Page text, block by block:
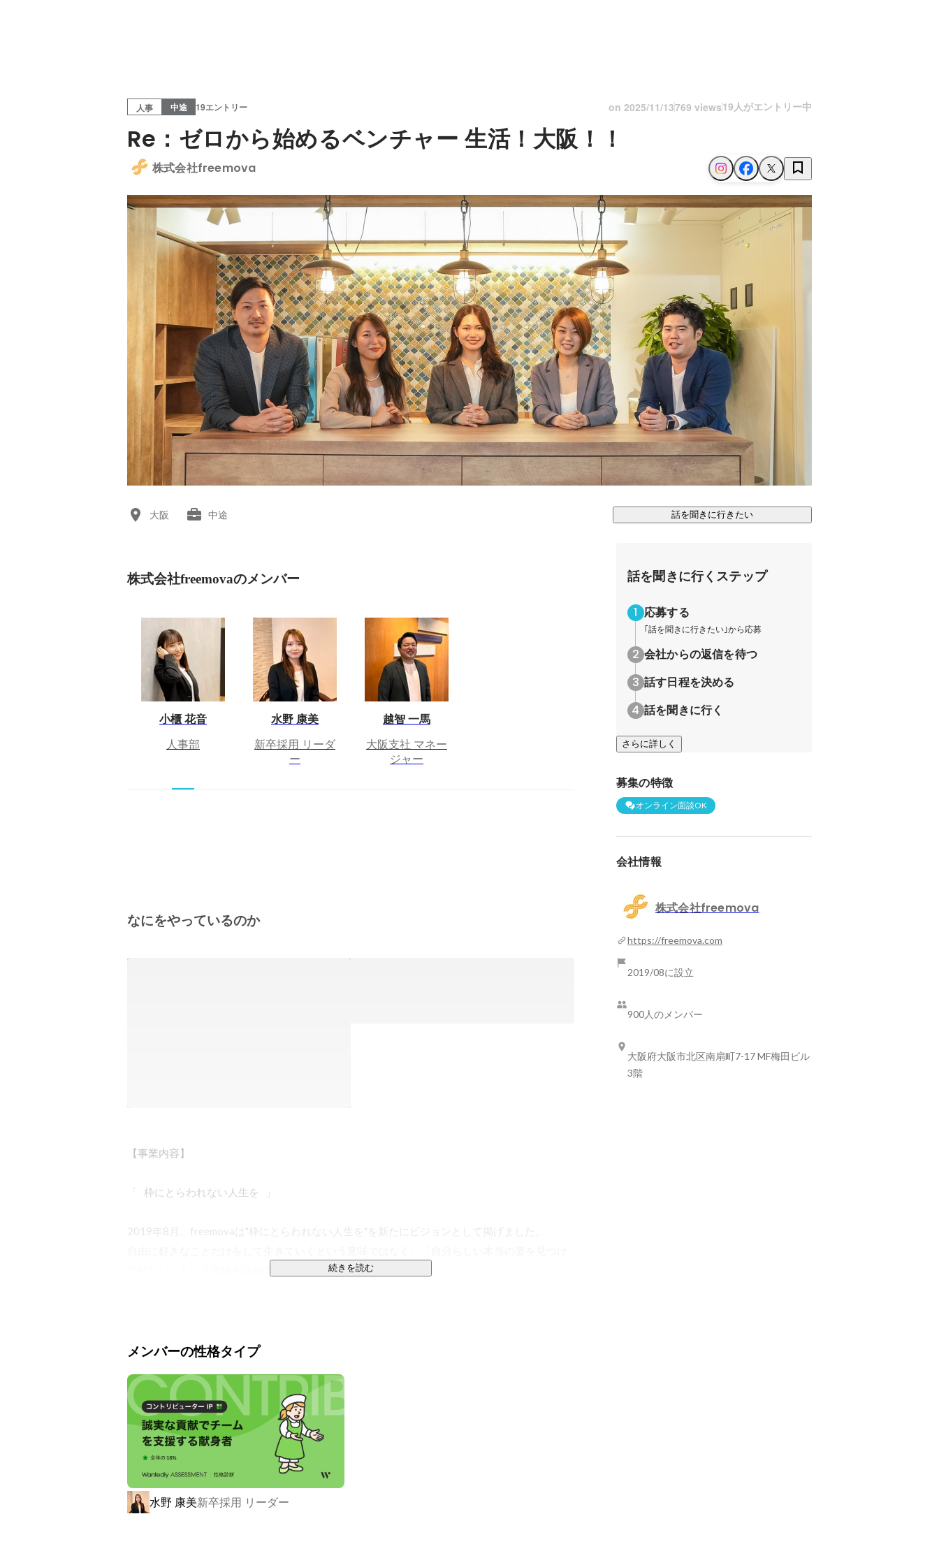
人事 中途 19エントリー on 2025/11/13769 views19人がエントリー中
Re：ゼロから始めるベンチャー 生活！大阪！！
株式会社freemova
大阪 中途 話を聞きに行きたい
株式会社freemovaのメンバー
小櫃 花音
人事部
水野 康美
新卒採用 リーダ
ー
越智 一馬
大阪支社 マネー
ジャー
なにをやっているのか
【事業内容】
「   枠にとらわれない人生を   」
2019年8月、freemovaは"枠にとらわれない人生を"を新たにビジョンとして掲げました。
ても、なぜそれをやりたいのかを深堀りし、場合によってはより適したほかの仕事を提案する
最終的にはご自身の判断ですが、私たちは選択の幅を与えたい。「枠にとらわれない」ことが
当社の目指すところです。
『お客様』だけの関係性ではなく、freemovaと関わった全ての方が人生の大半の時間を使う仕
事を通して人それぞれの『目標』や『幸せ』を実現していただくためのサポートができるよう
に、深く関わらせていただき、アットホームで信頼される会社であり続けられるよう日々成長
してまいります。
続きを読む
メンバーの性格タイプ
水野 康美新卒採用 リーダー
話を聞きに行くステップ
応募する
｢話を聞きに行きたい｣から応募
会社からの返信を待つ
話す日程を決める
話を聞きに行く
さらに詳しく
募集の特徴
オンライン面談OK
会社情報
株式会社freemova
https://freemova.com
2019/08に設立
900人のメンバー
大阪府大阪市北区南扇町7-17 MF梅田ビル
3階